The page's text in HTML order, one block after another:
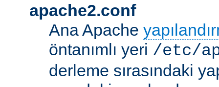
apache2.conf
Ana Apache
öntanımlı yeri /etc/
derleme sırasındaki